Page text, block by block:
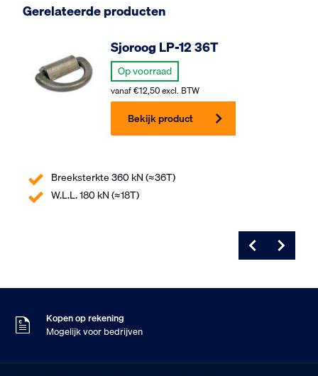
Gerelateerde producten
Breeksterkte 360 kN (≈36T)
W.L.L. 180 kN (≈18T)
Sjoroog LP-12 36T
Op voorraad
vanaf€12,50excl. BTW
Bekijk product
9
Klanten geven ons
Kopen op rekening
Mogelijk voor bedrijven